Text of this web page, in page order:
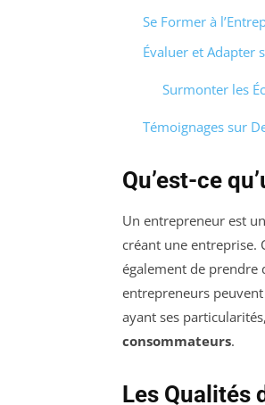
Se Former à
Évaluer et Adapter
Surmonter les
Témoignages sur
Qu’est-ce
Un entrepreneur est
créant une entreprise.
également de prendre
entrepreneurs
ayant ses
consommateurs.
Les Qualités